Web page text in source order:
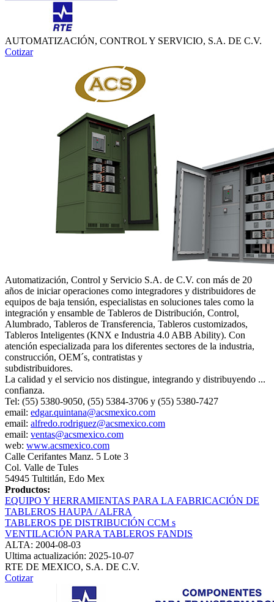
AUTOMATIZACIÓN, CONTROL Y SERVICIO, S.A. DE C.V.
Cotizar
Automatización, Control y Servicio S.A. de C.V. con más de 20
años de iniciar operaciones como integradores y distribuidores de
equipos de baja tensión, especialistas en soluciones tales como la
integración y ensamble de Tableros de Distribución, Control,
Alumbrado, Tableros de Transferencia, Tableros customizados,
Tableros Inteligentes (KNX e Industria 4.0 ABB Ability). Con
atención especializada para los diferentes sectores de la industria,
construcción, OEM´s, contratistas y
subdistribuidores.
La calidad y el servicio nos distingue, integrando y distribuyendo ...
confianza.
Tel: (55) 5380-9050, (55) 5384-3706 y (55) 5380-7427
email: edgar.quintana@acsmexico.com
email: alfredo.rodriguez@acsmexico.com
email: ventas@acsmexico.com
web: www.acsmexico.com
Calle Cerifantes Manz. 5 Lote 3
Col. Valle de Tules
54945 Tultitlán, Edo Mex
Productos:
EQUIPO Y HERRAMIENTAS PARA LA FABRICACIÓN DE
TABLEROS HAUPA / ALFRA
TABLEROS DE DISTRIBUCIÓN CCM s
VENTILACIÓN PARA TABLEROS FANDIS
ALTA: 2004-08-03
Ultima actualización: 2025-10-07
RTE DE MEXICO, S.A. DE C.V.
Cotizar